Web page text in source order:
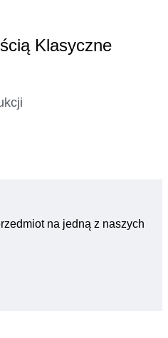
Klasyczne
na jedną z naszych